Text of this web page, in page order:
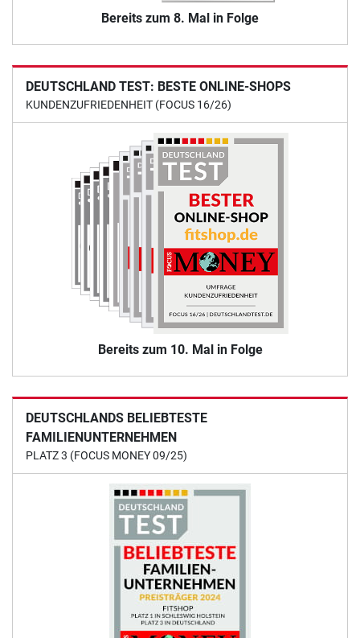
Bereits zum 8. Mal in Folge
DEUTSCHLAND TEST: BESTE ONLINE-SHOPS
KUNDENZUFRIEDENHEIT (FOCUS 16/26)
Bereits zum 10. Mal in Folge
DEUTSCHLANDS BELIEBTESTE
FAMILIENUNTERNEHMEN
PLATZ 3 (FOCUS MONEY 09/25)